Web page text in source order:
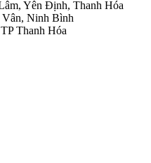
Yên Định, Thanh Hóa
Vân, Ninh Bình
Thanh Hóa